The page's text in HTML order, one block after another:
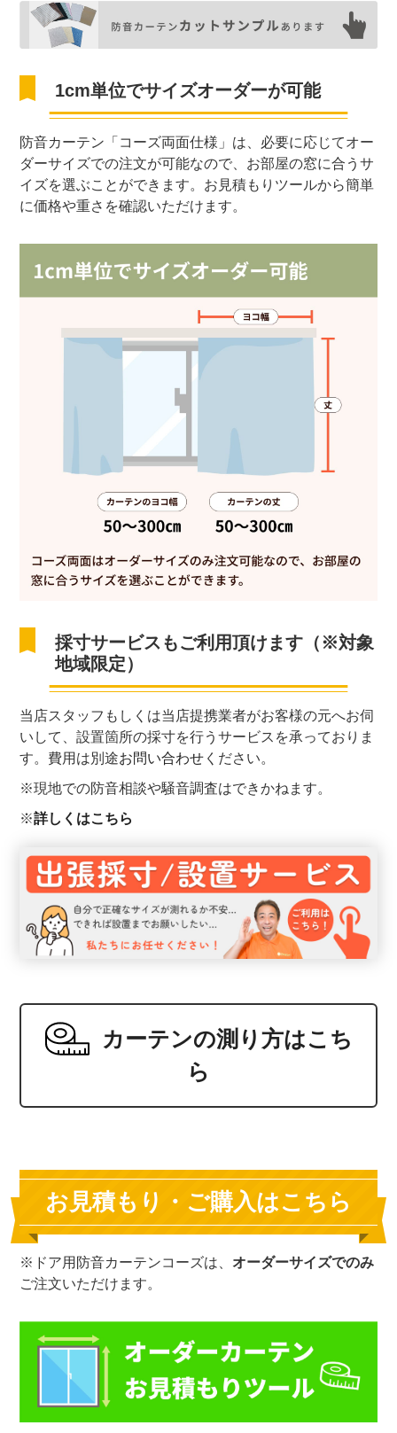
1cm単位でサイズオーダーが可能
防音カーテン「コーズ両面仕様」は、必要に応じてオー
ダーサイズでの注文が可能なので、お部屋の窓に合うサ
イズを選ぶことができます。お見積もりツールから簡単
に価格や重さを確認いただけます。
採寸サービスもご利用頂けます（※対象
地域限定）
当店スタッフもしくは当店提携業者がお客様の元へお伺
いして、設置箇所の採寸を行うサービスを承っておりま
す。費用は別途お問い合わせ ください。
※現地での防音相談や騒音調査はできかねます。
※詳しくはこちら
カーテンの測り方はこち
ら
お見積もり・ご購入はこちら
※ドア用防音カーテンコーズは、 オーダーサイズでのみ
ご注文いただけます。